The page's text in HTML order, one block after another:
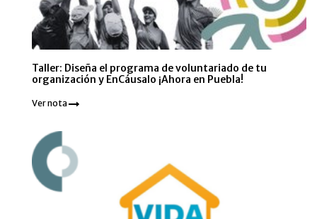
Taller: Diseña el programa de voluntariado de tu
organización y EnCáusalo ¡Ahora en Puebla!
Ver nota